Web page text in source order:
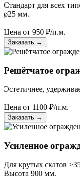
Стандарт для всех
ø25 мм.
Цена от 950 ₽/п.м.
Заказать →
Решётчатое
Эстетичнее,
Цена от 1100 ₽/п.м.
Заказать →
Усиленное
Для крутых скатов
Высота 900 мм.